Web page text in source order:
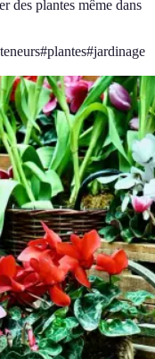
des plantes même dans
#plantes#jardinage